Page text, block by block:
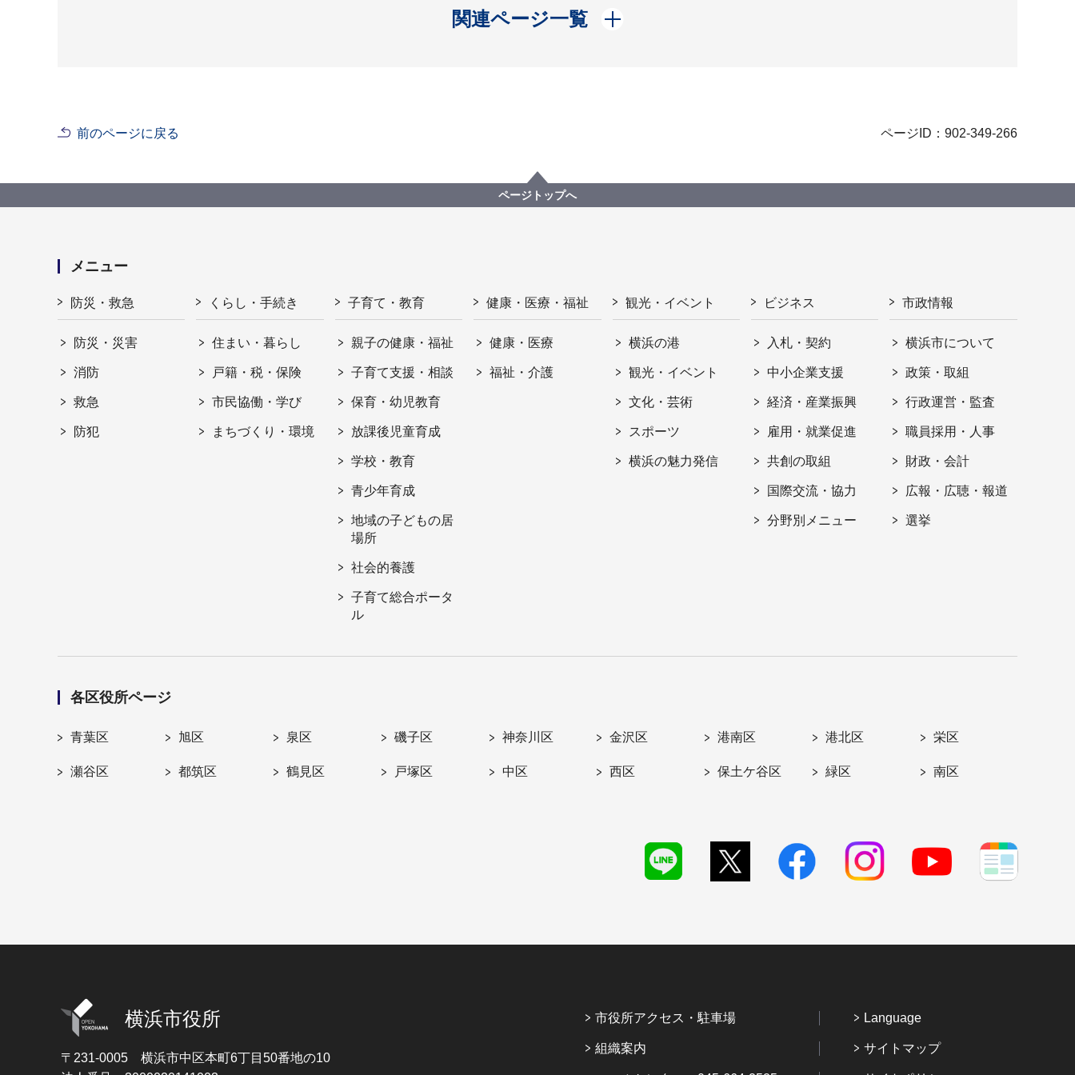
関連ページ一覧
開く
前のページに戻る ページID：902-349-266
ページトップへ
メニュー
防災・救急
防災・災害
消防
救急
防犯
くらし・手続き
住まい・暮らし
戸籍・税・保険
市民協働・学び
まちづくり・環境
子育て・教育
親子の健康・福祉
子育て支援・相談
保育・幼児教育
放課後児童育成
学校・教育
青少年育成
地域の子どもの居
場所
社会的養護
子育て総合ポータ
ル
健康・医療・福祉
健康・医療
福祉・介護
観光・イベント
横浜の港
観光・イベント
文化・芸術
スポーツ
横浜の魅力発信
ビジネス
入札・契約
中小企業支援
経済・産業振興
雇用・就業促進
共創の取組
国際交流・協力
分野別メニュー
市政情報
横浜市について
政策・取組
行政運営・監査
職員採用・人事
財政・会計
広報・広聴・報道
選挙
各区役所ページ
青葉区 旭区 泉区 磯子区 神奈川区 金沢区 港南区 港北区 栄区
瀬谷区 都筑区 鶴見区 戸塚区 中区 西区 保土ケ谷区 緑区 南区
横浜市役所
〒231-0005 横浜市中区本町6丁目50番地の10
市役所アクセス・駐車場
組織案内
Language
サイトマップ